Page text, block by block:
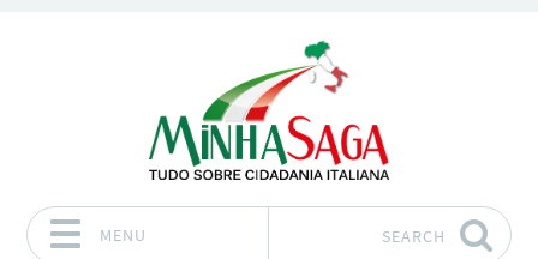
MENU SEARCH